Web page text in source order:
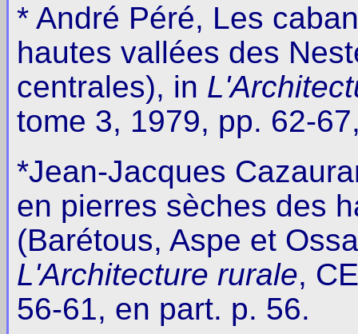
* André Péré, Les
hautes vallées des
centrales), in
tome 3, 1979, pp. 62-
*Jean-Jacques
en pierres sèches des
(Barétous, Aspe et
L'Architecture rurale,
56-61, en part. p. 56.